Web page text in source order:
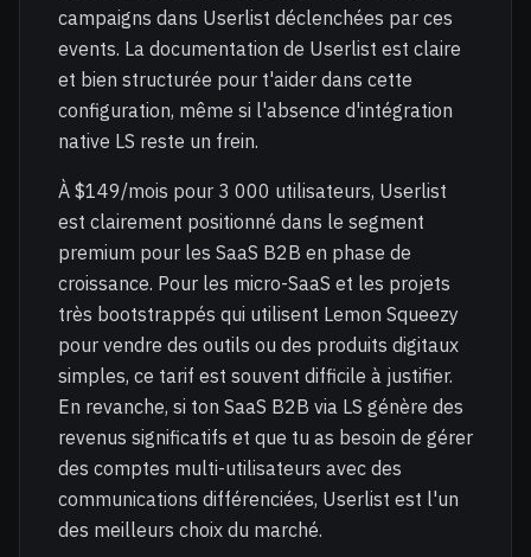
campaigns dans Userlist déclenchées par ces
events. La documentation de Userlist est claire
et bien structurée pour t'aider dans cette
configuration, même si l'absence d'intégration
native LS reste un frein.
À $149/mois pour 3 000 utilisateurs, Userlist
est clairement positionné dans le segment
premium pour les SaaS B2B en phase de
croissance. Pour les micro-SaaS et les projets
très bootstrappés qui utilisent Lemon Squeezy
pour vendre des outils ou des produits digitaux
simples, ce tarif est souvent difficile à justifier.
En revanche, si ton SaaS B2B via LS génère des
revenus significatifs et que tu as besoin de gérer
des comptes multi-utilisateurs avec des
communications différenciées, Userlist est l'un
des meilleurs choix du marché.